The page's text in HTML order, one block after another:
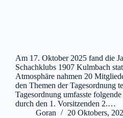
Am 17. Oktober 2025 fand die
Schachklubs 1907 Kulmbach
Atmosphäre nahmen 20
den Themen der Tagesordnung
Tagesordnung umfasste
durch den 1. Vorsitzenden 2.…
Goran
20 Oktobers,